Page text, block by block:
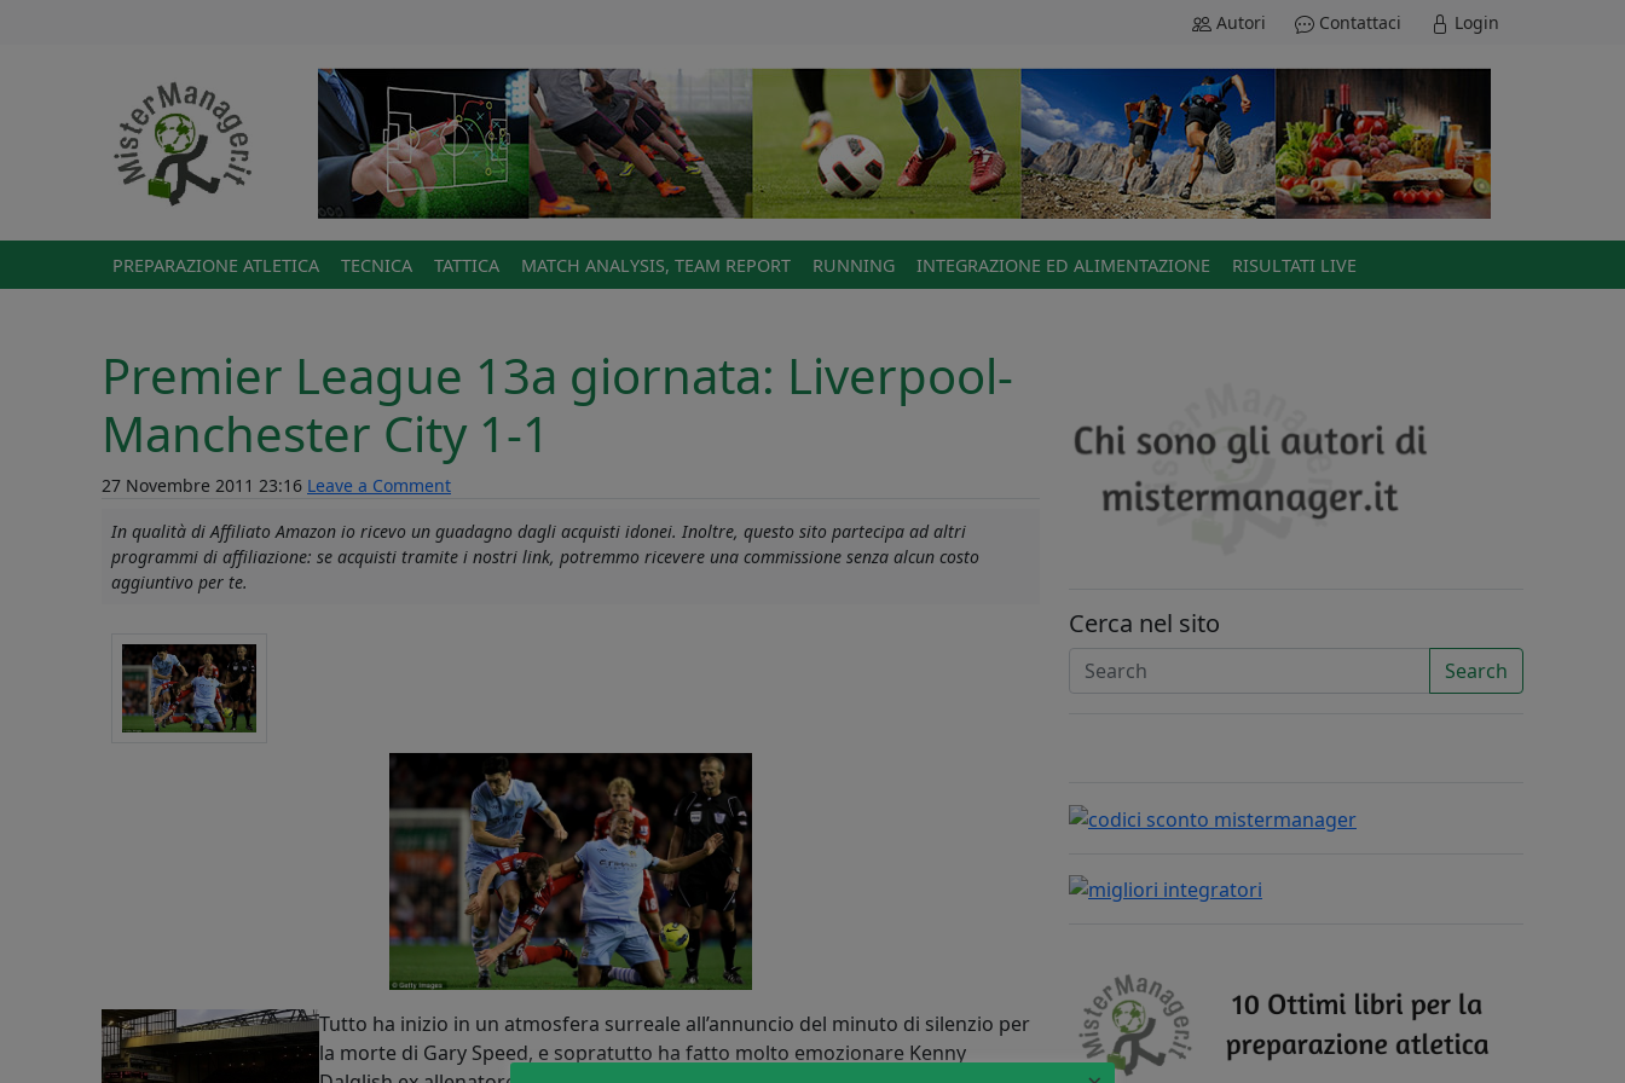
Autori Contattaci Login
PREPARAZIONE ATLETICA TECNICA TATTICA MATCH ANALYSIS, TEAM REPORT RUNNING INTEGRAZIONE ED ALIMENTAZIONE RISULTATI LIVE
Premier League 13a giornata: Liverpool-
Manchester City 1-1
27 Novembre 2011 23:16 Leave a Comment
In qualità di Affiliato Amazon io ricevo un guadagno dagli acquisti idonei. Inoltre, questo sito partecipa ad altri
programmi di affiliazione: se acquisti tramite i nostri link, potremmo ricevere una commissione senza alcun costo
aggiuntivo per te.
Tutto ha inizio in un atmosfera surreale all’annuncio del minuto di silenzio per
la morte di Gary Speed, e sopratutto ha fatto molto emozionare Kenny
Cerca nel sito
Search